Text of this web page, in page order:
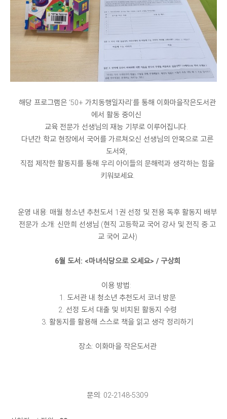
해당 프로그램은 ‘50+ 가치동행일자리’를 통해 이화마을작은도서관
에서 활동 중이신
교육 전문가 선생님의 재능 기부로 이루어집니다.
다년간 학교 현장에서 국어를 가르쳐오신 선생님의 안목으로 고른
도서와,
직접 제작한 활동지를 통해 우리 아이들의 문해력과 생각하는 힘을
키워보세요.
운영 내용: 매월 청소년 추천도서 1권 선정 및 전용 독후 활동지 배부
전문가 소개: 신만희 선생님 (현직 고등학교 국어 강사 및 전직 중·고
교 국어 교사)
6월 도서: <마녀식당으로 오세요> / 구상희
이용 방법:
1. 도서관 내 청소년 추천도서 코너 방문
2. 선정 도서 대출 및 비치된 활동지 수령
3. 활동지를 활용해 스스로 책을 읽고 생각 정리하기
장소: 이화마을 작은도서관
문의: 02-2148-5309